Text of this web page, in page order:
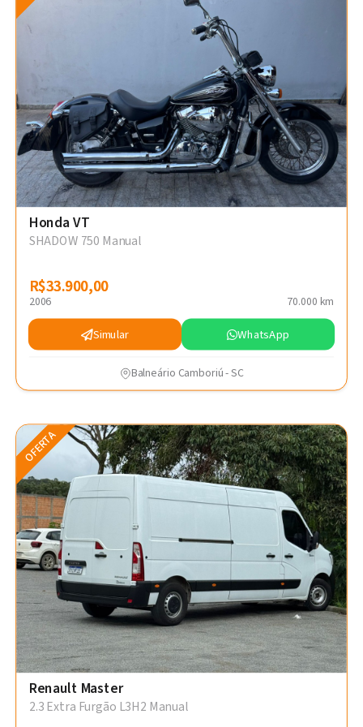
Honda VT
SHADOW 750 Manual
R$33.900,00
R$33.900,00
2006 70.000 km
Simular WhatsApp
Balneário Camboriú - SC
OFERTA
Renault Master
2.3 Extra Furgão L3H2 Manual